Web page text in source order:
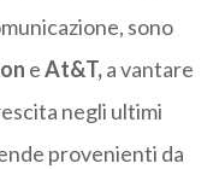
sono
eAt&T,a vantare
negli ultimi
provenienti da